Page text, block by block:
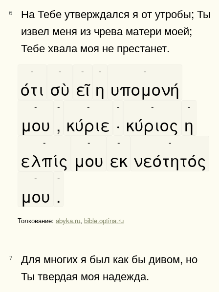
6
На Тебе утверждался я от утробы; Ты
извел меня из чрева матери моей;
Тебе хвала моя не престанет.
ότι
-
σὺ
-
εῖ
-
η
-
υπομονή
-
μου
-
,
-
κύριε
-
·
-
κύριος
-
η
-
ελπίς
-
μου
-
εκ
-
νεότητός
-
μου
-
.
-
Толкование: abyka.ru, bible.optina.ru
7
Для многих я был как бы дивом, но
Ты твердая моя надежда.